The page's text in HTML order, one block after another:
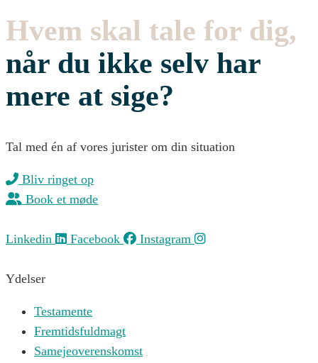
Hvem skal tale for dig,
når du ikke selv har
mere at sige?
Tal med én af vores jurister om din situation
Bliv ringet op
Book et møde
Linkedin Facebook Instagram
Ydelser
Testamente
Fremtidsfuldmagt
Samejeoverenskomst